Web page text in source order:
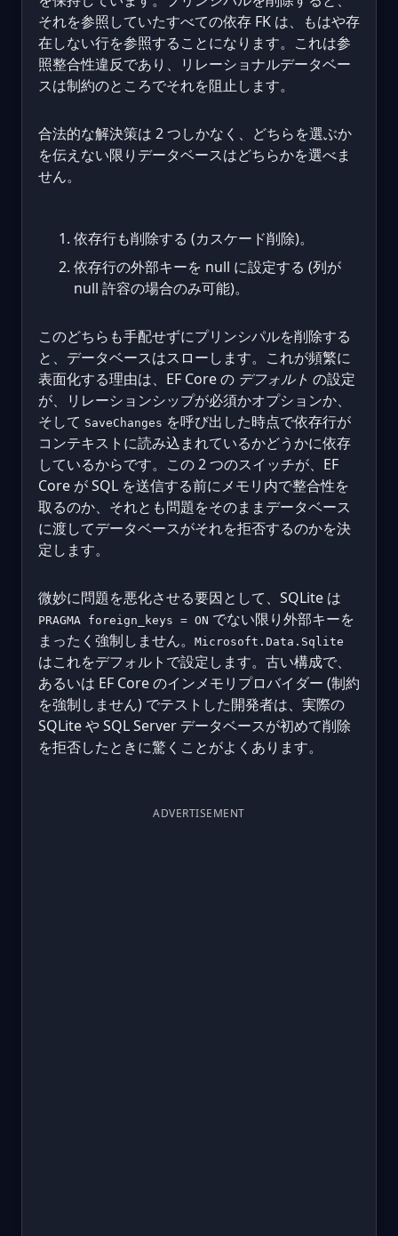
それを参照していたすべての依存 FK は、もはや存
在しない行を参照することになります。これは参
照整合性違反であり、リレーショナルデータベー
スは制約のところでそれを阻止します。
合法的な解決策は 2 つしかなく、どちらを選ぶか
を伝えない限りデータベースはどちらかを選べま
せん。
依存行も削除する (カスケード削除)。
依存行の外部キーを null に設定する (列が
null 許容の場合のみ可能)。
このどちらも手配せずにプリンシパルを削除する
と、データベースはスローします。これが頻繁に
表面化する理由は、EF Core の デフォルト の設定
が、リレーションシップが必須かオプションか、
そして SaveChanges を呼び出した時点で依存行が
コンテキストに読み込まれているかどうかに依存
しているからです。この 2 つのスイッチが、EF
Core が SQL を送信する前にメモリ内で整合性を
取るのか、それとも問題をそのままデータベース
に渡してデータベースがそれを拒否するのかを決
定します。
微妙に問題を悪化させる要因として、SQLite は
PRAGMA foreign_keys = ON でない限り外部キーを
まったく強制しません。
Microsoft.Data.Sqlite
はこれをデフォルトで設定します。古い構成で、
あるいは EF Core のインメモリプロバイダー (制約
を強制しません) でテストした開発者は、実際の
SQLite や SQL Server データベースが初めて削除
を拒否したときに驚くことがよくあります。
ADVERTISEMENT